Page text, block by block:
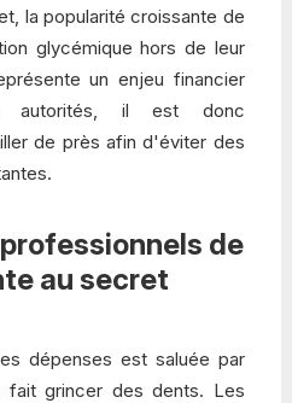
la popularité croissante de
glycémique hors de leur
un enjeu financier
autorités, il est donc
de près afin d'éviter des
de
au secret
dépenses est saluée par
fait grincer des dents. Les